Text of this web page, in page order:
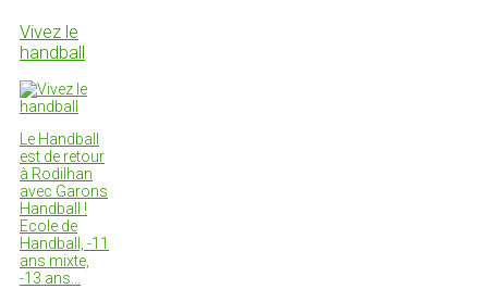
Vivez le
handball
Le Handball
est de retour
à Rodilhan
avec Garons
Handball !
Ecole de
Handball, -11
ans mixte,
-13 ans…